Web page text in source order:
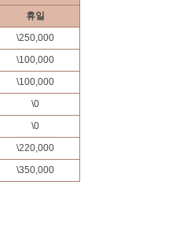
휴일
\250,000
\100,000
\100,000
\0
\0
\220,000
\350,000